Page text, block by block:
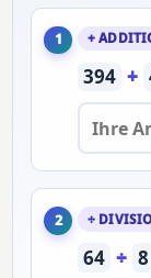
1 +
394 +
2 ÷
64 ÷ 8